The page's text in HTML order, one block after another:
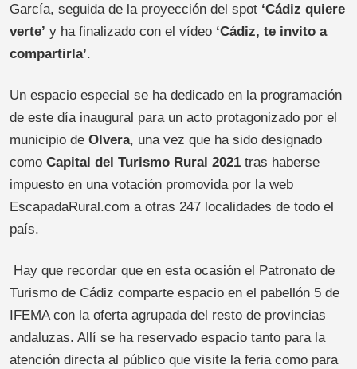
García, seguida de la proyección del spot ‘Cádiz quiere
verte’ y ha finalizado con el vídeo ‘Cádiz, te invito a
compartirla’.
Un espacio especial se ha dedicado en la programación
de este día inaugural para un acto protagonizado por el
municipio de Olvera, una vez que ha sido designado
como Capital del Turismo Rural 2021 tras haberse
impuesto en una votación promovida por la web
EscapadaRural.com a otras 247 localidades de todo el
país.
Hay que recordar que en esta ocasión el Patronato de
Turismo de Cádiz comparte espacio en el pabellón 5 de
IFEMA con la oferta agrupada del resto de provincias
andaluzas. Allí se ha reservado espacio tanto para la
atención directa al público que visite la feria como para